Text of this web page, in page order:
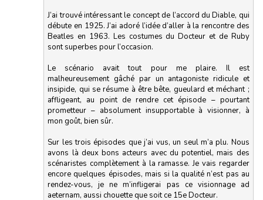
J’ai trouvé intéressant le concept de l’accord du Diable, qui
débute en 1925. J’ai adoré l’idée d’aller à la rencontre des
Beatles en 1963. Les costumes du Docteur et de Ruby
sont superbes pour l’occasion.
Le scénario avait tout pour me plaire. Il est
malheureusement gâché par un antagoniste ridicule et
insipide, qui se résume à être bête, gueulard et méchant ;
affligeant, au point de rendre cet épisode – pourtant
prometteur – absolument insupportable à visionner, à
mon goût, bien sûr.
Sur les trois épisodes que j’ai vus, un seul m’a plu. Nous
avons là deux bons acteurs avec du potentiel, mais des
scénaristes complètement à la ramasse. Je vais regarder
encore quelques épisodes, mais si la qualité n’est pas au
rendez-vous, je ne m’infligerai pas ce visionnage ad
aeternam, aussi chouette que soit ce 15e Docteur.